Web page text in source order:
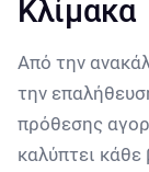
Κλίμακα
Από την
την
πρόθεσης
καλύπτει